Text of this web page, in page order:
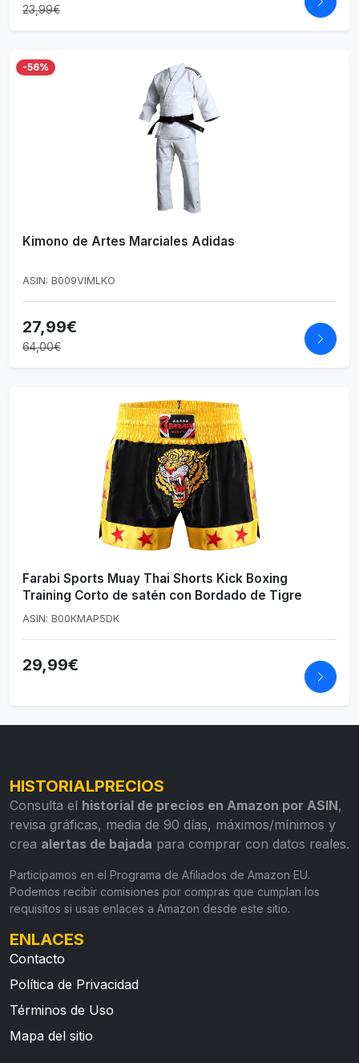
23,99€
-56%
Kimono de Artes Marciales Adidas
ASIN: B009VIMLKO
27,99€
64,00€
Farabi Sports Muay Thai Shorts Kick Boxing
Training Corto de satén con Bordado de Tigre
ASIN: B00KMAP5DK
29,99€
HISTORIALPRECIOS
Consulta el historial de precios en Amazon por ASIN,
revisa gráficas, media de 90 días, máximos/mínimos y
crea alertas de bajada para comprar con datos reales.
Participamos en el Programa de Afiliados de Amazon EU.
Podemos recibir comisiones por compras que cumplan los
requisitos si usas enlaces a Amazon desde este sitio.
ENLACES
Contacto
Política de Privacidad
Términos de Uso
Mapa del sitio